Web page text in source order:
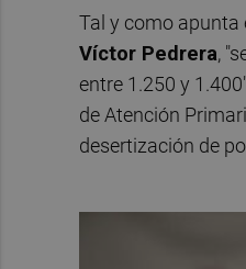
Tal y como apunta
Víctor Pedrera,
entre 1.250 y
de Atención
desertización de